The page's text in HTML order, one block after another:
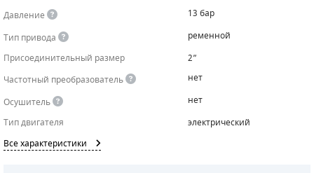
Давление
13 бар
Тип привода
ременной
Присоединительный размер
2”
Частотный преобразователь
нет
Осушитель
нет
Тип двигателя
электрический
Все характеристики
КЛАПАНЫ МИНИМАЛЬНОГО ДАВЛЕНИЯ
ДАТЧИКИ
ЗАПЧАСТИ ДЛЯ ВИНТОВЫХ КОМПРЕССОРОВ